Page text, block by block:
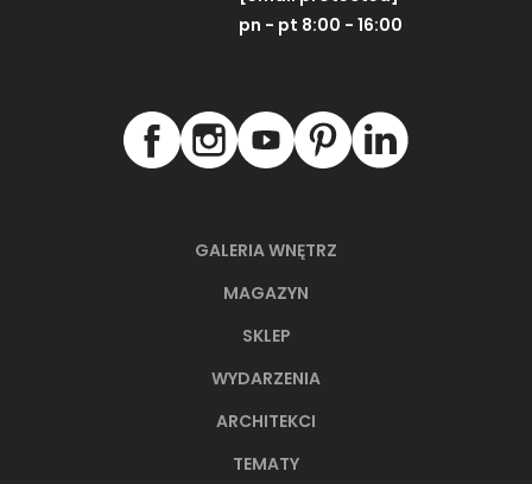
GALERIA WNĘTRZ
MAGAZYN
SKLEP
WYDARZENIA
ARCHITEKCI
TEMATY
pn - pt 8:00 - 16:00